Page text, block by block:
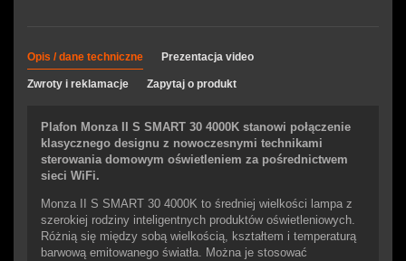
Opis / dane techniczne Prezentacja video
Zwroty i reklamacje Zapytaj o produkt
Plafon Monza II S SMART 30 4000K stanowi połączenie
klasycznego designu z nowoczesnymi technikami
sterowania domowym oświetleniem za pośrednictwem
sieci WiFi.
Monza II S SMART 30 4000K to średniej wielkości lampa z
szerokiej rodziny inteligentnych produktów oświetleniowych.
Różnią się między sobą wielkością, kształtem i temperaturą
barwową emitowanego światła. Można je stosować